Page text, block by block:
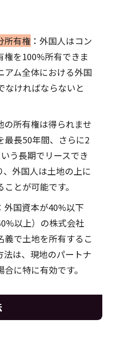
所有権：外国人はコン
権を100%所有できま
アム全体における外国
なければならないと
の所有権は得られませ
最長50年間、さらに2
う長期でリースでき
、外国人は土地の上に
とが可能です。
外国資本が40%以下
以上）の株式会社
義で土地を所有するこ
法は、現地のパートナ
に特に有効です。